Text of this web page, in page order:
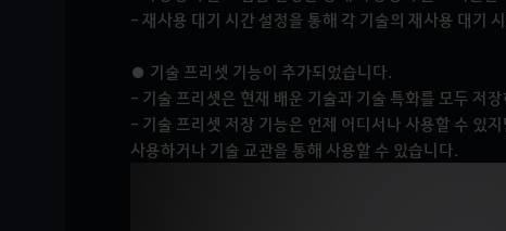
- 재사용 대기 시간 설정을 통해 각 기술의 재사용 대기
● 기술 프리셋 기능이 추가되었습니다.
- 기술 프리셋은 현재 배운 기술과 기술 특화를 모두 저
- 기술 프리셋 저장 기능은 언제 어디서나 사용할 수 있
사용하거나 기술 교관을 통해 사용할 수 있습니다.